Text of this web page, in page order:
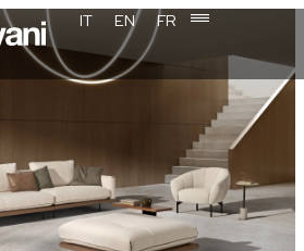
IT EN FR